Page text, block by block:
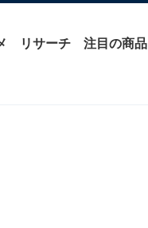
リサーチ 注目の商品